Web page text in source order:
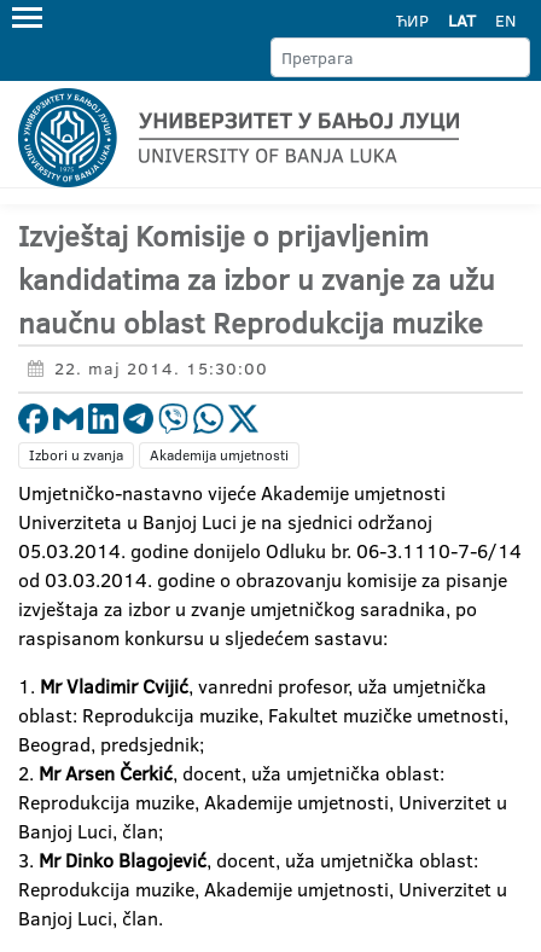
ЋИР LAT EN
Izvještaj Komisije o prijavljenim
kandidatima za izbor u zvanje za užu
naučnu oblast Reprodukcija muzike
22. maj 2014. 15:30:00
Izbori u zvanja Akademija umjetnosti
Umjetničko-nastavno vijeće Akademije umjetnosti
Univerziteta u Banjoj Luci je na sjednici održanoj
05.03.2014. godine donijelo Odluku br. 06-3.1110-7-6/14
od 03.03.2014. godine o obrazovanju komisije za pisanje
izvještaja za izbor u zvanje umjetničkog saradnika, po
raspisanom konkursu u sljedećem sastavu:
1. Mr Vladimir Cvijić, vanredni profesor, uža umjetnička
oblast: Reprodukcija muzike, Fakultet muzičke umetnosti,
Beograd, predsjednik;
2. Mr Arsen Čerkić, docent, uža umjetnička oblast:
Reprodukcija muzike, Akademije umjetnosti, Univerzitet u
Banjoj Luci, član;
3. Mr Dinko Blagojević, docent, uža umjetnička oblast:
Reprodukcija muzike, Akademije umjetnosti, Univerzitet u
Banjoj Luci, član.